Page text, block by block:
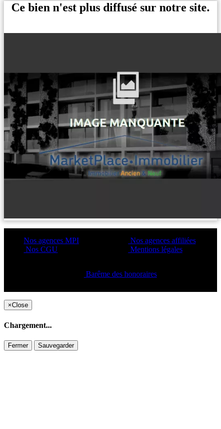
Ce bien n'est plus diffusé sur notre site.
Nos agences MPI
Nos CGU
Nos agences affiliées
Mentions légales
Barême des honoraires
×Close
Chargement...
Fermer Sauvegarder